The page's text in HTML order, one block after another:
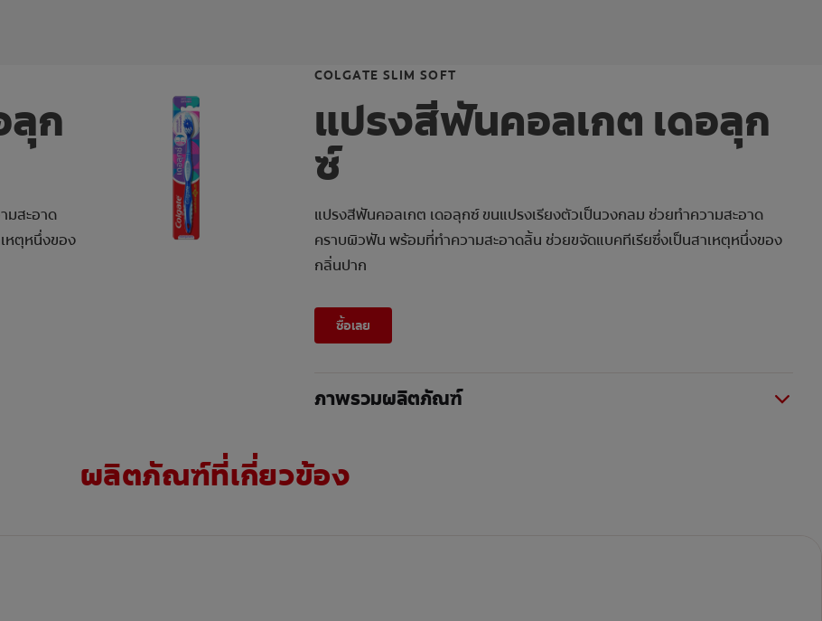
ลุก
มสะอาด
หตุหนึ่งของ
COLGATE SLIM SOFT
แปรงสีฟันคอลเกต เดอลุก
ซ์
แปรงสีฟันคอลเกต เดอลุกซ์ ขนแปรงเรียงตัวเป็นวงกลม ช่วยทำความสะอาด
คราบผิวฟัน พร้อมที่ทำความสะอาดลิ้น ช่วยขจัดแบคทีเรียซึ่งเป็นสาเหตุหนึ่งของ
กลิ่นปาก
ซื้อเลย
ภาพรวมผลิตภัณฑ์
ผลิตภัณฑ์ที่เกี่ยวข้อง